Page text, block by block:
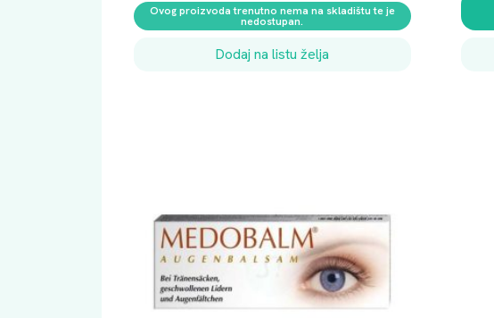
Ovog proizvoda trenutno nema na skladištu te je
nedostupan.
Dodaj na listu želja